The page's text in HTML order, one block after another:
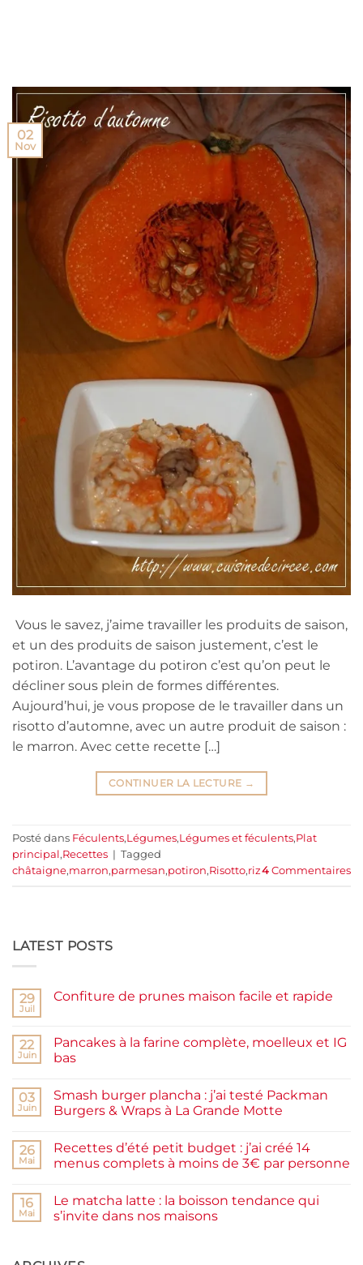
02
Nov
Vous le savez, j’aime travailler les produits de saison,
et un des produits de saison justement, c’est le
potiron. L’avantage du potiron c’est qu’on peut le
décliner sous plein de formes différentes.
Aujourd’hui, je vous propose de le travailler dans un
risotto d’automne, avec un autre produit de saison :
le marron. Avec cette recette […]
CONTINUER LA LECTURE →
Posté dans Féculents,Légumes,Légumes et féculents,Plat
principal,Recettes | Tagged
châtaigne,marron,parmesan,potiron,Risotto,riz4 Commentaires
LATEST POSTS
29
Juil
Confiture de prunes maison facile et rapide
Confiture
de
prunes
et
rapide
22
Juin
Pancakes à la farine complète, moelleux et IG
bas
sur
Pancakes
à
complète,
et
03
Juin
Smash burger plancha : j’ai testé Packman
Burgers & Wraps à La Grande Motte
sur
burger
testé
Packman
Burgers &
26
Mai
Recettes d’été petit budget : j’ai créé 14
menus complets à moins de 3€ par personne
sur
Recettes
d’été
16
Mai
Le matcha latte : la boisson tendance qui
s’invite dans nos maisons